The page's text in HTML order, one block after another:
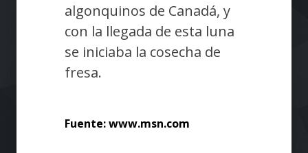
algonquinos de Canadá, y
con la llegada de esta luna
se iniciaba la cosecha de
fresa.
Fuente: www.msn.com